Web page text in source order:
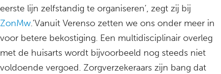
eerste lijn zelfstandig te organiseren’, zegt zij bij
ZonMw.‘Vanuit Verenso zetten we ons onder meer in
voor betere bekostiging. Een multidisciplinair overleg
met de huisarts wordt bijvoorbeeld nog steeds niet
voldoende vergoed. Zorgverzekeraars zijn bang dat